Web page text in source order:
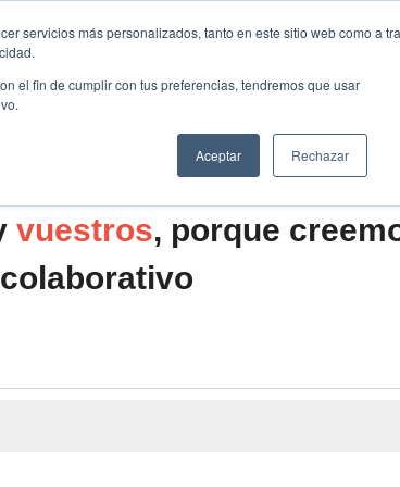
servicios más personalizados, tanto en este sitio web como a
el fin de cumplir con tus preferencias, tendremos que usar
Aceptar Rechazar
vuestros, porque